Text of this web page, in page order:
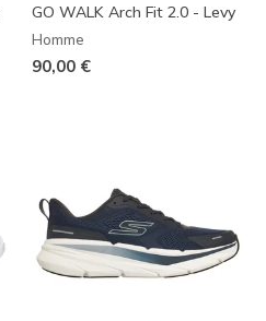
GO WALK Arch Fit 2.0 - Levy
Homme
90,00 €